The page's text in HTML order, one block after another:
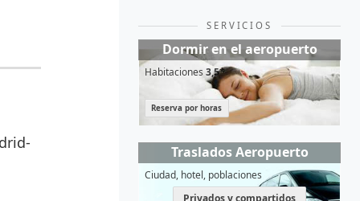
SERVICIOS
Dormir en el aeropuerto
Habitaciones3,5*
Reserva por horas
Traslados Aeropuerto
Ciudad, hotel, poblaciones